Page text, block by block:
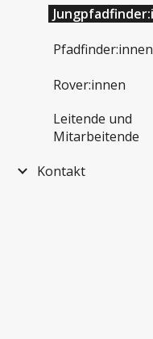
Pfadfinder:innen
Rover:innen
Leitende und
Mitarbeitende
Kontakt